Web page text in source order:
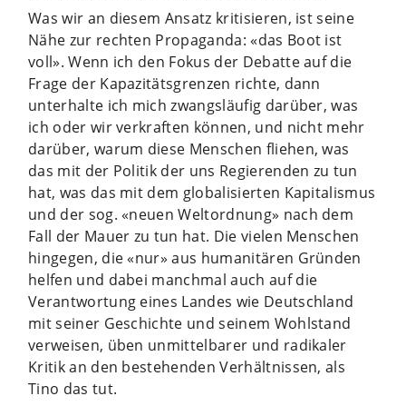
Was wir an diesem Ansatz kritisieren, ist seine
Nähe zur rechten Propaganda: «das Boot ist
voll». Wenn ich den Fokus der Debatte auf die
Frage der Kapazitätsgrenzen richte, dann
unterhalte ich mich zwangsläufig darüber, was
ich oder wir verkraften können, und nicht mehr
darüber, warum diese Menschen fliehen, was
das mit der Politik der uns Regierenden zu tun
hat, was das mit dem globalisierten Kapitalismus
und der sog. «neuen Weltordnung» nach dem
Fall der Mauer zu tun hat. Die vielen Menschen
hingegen, die «nur» aus humanitären Gründen
helfen und dabei manchmal auch auf die
Verantwortung eines Landes wie Deutschland
mit seiner Geschichte und seinem Wohlstand
verweisen, üben unmittelbarer und radikaler
Kritik an den bestehenden Verhältnissen, als
Tino das tut.